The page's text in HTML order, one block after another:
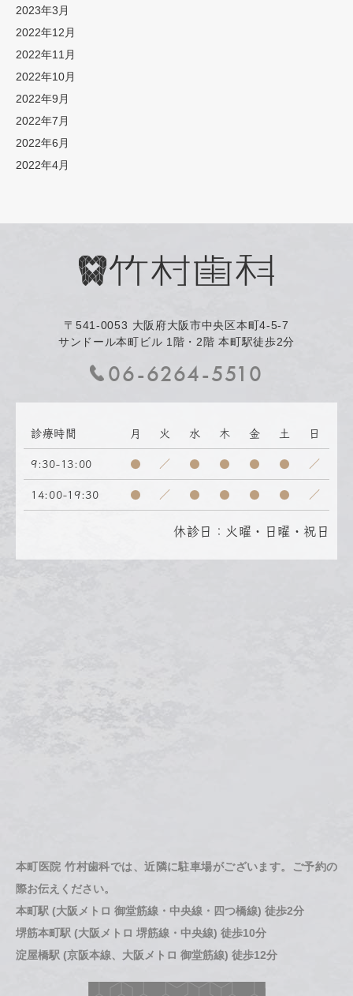
2023年3月
2022年12月
2022年11月
2022年10月
2022年9月
2022年7月
2022年6月
2022年4月
〒541-0053 大阪府大阪市中央区本町4-5-7
サンドール本町ビル 1階・2階 本町駅徒歩2分
06-6264-5510
診療時間 月 火 水 木 金 土 日
9:30-13:00 ● ／ ● ● ● ● ／
14:00-19:30 ● ／ ● ● ● ● ／
休診日：火曜・日曜・祝日
本町医院 竹村歯科では、近隣に駐車場がございます。ご予約の
際お伝えください。
本町駅 (大阪メトロ 御堂筋線・中央線・四つ橋線) 徒歩2分
堺筋本町駅 (大阪メトロ 堺筋線・中央線) 徒歩10分
淀屋橋駅 (京阪本線、大阪メトロ 御堂筋線) 徒歩12分